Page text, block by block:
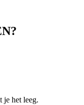
je het leeg.